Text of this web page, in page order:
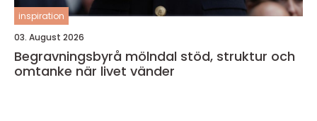
inspiration
03. August 2026
Begravningsbyrå mölndal stöd, struktur och
omtanke när livet vänder